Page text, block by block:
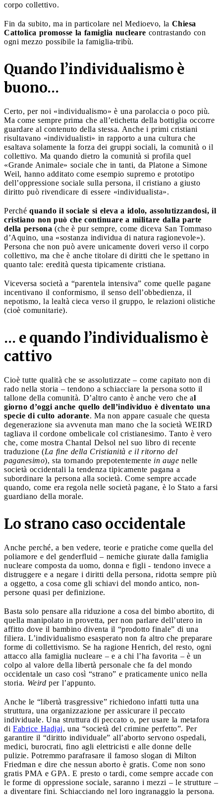
corpo collettivo.
Fin da subito, ma in particolare nel Medioevo, la Chiesa
Cattolica promosse la famiglia nucleare contrastando con
ogni mezzo possibile la famiglia-tribù.
Quando l’individualismo è
buono…
Certo, per noi «individualismo» è una parolaccia o poco più.
Ma come sempre prima che all’etichetta della bottiglia occorre
guardare al contenuto della stessa. Anche i primi cristiani
risultavano «individualisti» in rapporto a una cultura che
esaltava solamente la forza dei gruppi sociali, la comunità o il
collettivo. Ma quando dietro la comunità si profila quel
«Grande Animale» sociale che in tanti, da Platone a Simone
Weil, hanno additato come esempio supremo e prototipo
dell’oppressione sociale sulla persona, il cristiano a giusto
diritto può rivendicare di essere «individualista».
Perché quando il sociale si eleva a idolo, assolutizzandosi, il
cristiano non può che continuare a militare dalla parte
della persona (che è pur sempre, come diceva San Tommaso
d’Aquino, una «sostanza individua di natura ragionevole»).
Persona che non può avere unicamente doveri verso il corpo
collettivo, ma che è anche titolare di diritti che le spettano in
quanto tale: eredità questa tipicamente cristiana.
Viceversa società a “parentela intensiva” come quelle pagane
incentivano il conformismo, il senso dell’obbedienza, il
nepotismo, la lealtà cieca verso il gruppo, le relazioni olistiche
(cioè comunitarie).
… e quando l’individualismo è
cattivo
Cioè tutte qualità che se assolutizzate – come capitato non di
rado nella storia – tendono a schiacciare la persona sotto il
tallone della comunità. D’altro canto è anche vero che al
giorno d’oggi anche quello dell’individuo è diventato una
specie di culto adorante. Ma non appare casuale che questa
degenerazione sia avvenuta man mano che la società WEIRD
tagliava il cordone ombelicale col cristianesimo. Tanto è vero
che, come mostra Chantal Delsol nel suo libro di recente
traduzione (La fine della Cristianità e il ritorno del
paganesimo), sta tornando prepotentemente in auge nelle
società occidentali la tendenza tipicamente pagana a
subordinare la persona alla società. Come sempre accade
quando, come era regola nelle società pagane, è lo Stato a farsi
guardiano della morale.
Lo strano caso occidentale
Anche perché, a ben vedere, teorie e pratiche come quella del
poliamore e del genderfluid – nemiche giurate dalla famiglia
nucleare composta da uomo, donna e figli - tendono invece a
distruggere e a negare i diritti della persona, ridotta sempre più
a oggetto, a cosa come gli schiavi del mondo antico, non-
persone quasi per definizione.
Basta solo pensare alla riduzione a cosa del bimbo abortito, di
quella manipolato in provetta, per non parlare dell’utero in
affitto dove il bambino diventa il “prodotto finale” di una
filiera. L’individualismo esasperato non fa altro che preparare
forme di collettivismo. Se ha ragione Henrich, del resto, ogni
attacco alla famiglia nucleare – e a chi l’ha favorita – è un
colpo al valore della libertà personale che fa del mondo
occidentale un caso così “strano” e praticamente unico nella
storia. Weird per l’appunto.
Anche le “libertà trasgressive” richiedono infatti tutta una
struttura, una organizzazione per assicurare il peccato
individuale. Una struttura di peccato o, per usare la metafora
di Fabrice Hadjaj, una “società del crimine perfetto”. Per
garantire il “diritto individuale” all’aborto servono ospedali,
medici, burocrati, fino agli elettricisti e alle donne delle
pulizie. Potremmo parafrasare il famoso slogan di Milton
Friedman e dire che nessun aborto è gratis. Come non sono
gratis PMA e GPA. E presto o tardi, come sempre accade con
le forme di oppressione sociale, saranno i mezzi – le strutture –
a diventare fini. Schiacciando nel loro ingranaggio la persona.